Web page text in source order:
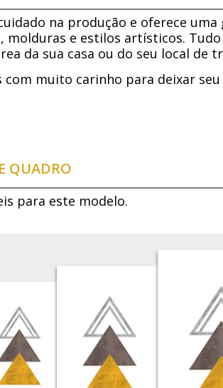
na produção e oferece uma
molduras e estilos artísticos.
da sua casa ou do seu local de
com muito carinho para deixar
QUADRO
para este modelo.